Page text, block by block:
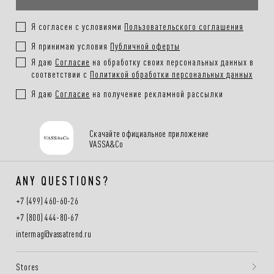
Я согласен с условиями Пользовательского соглашения
Я принимаю условия Публичной оферты
Я даю Согласие на обработку своих персональных данных в
соответствии с Политикой обработки персональных данных
Я даю Согласие на получение рекламной рассылки
Скачайте официальное приложение
VASSA&Co
ANY QUESTIONS?
+7 (499) 460-60-26
+7 (800) 444-80-67
intermag@vassatrend.ru
Stores